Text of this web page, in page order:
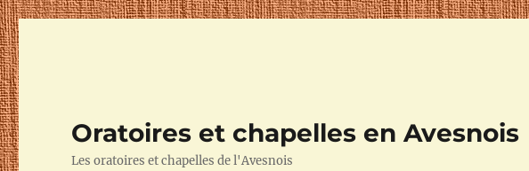
Oratoires et chapelles en Avesnois
Les oratoires et chapelles de l'Avesnois